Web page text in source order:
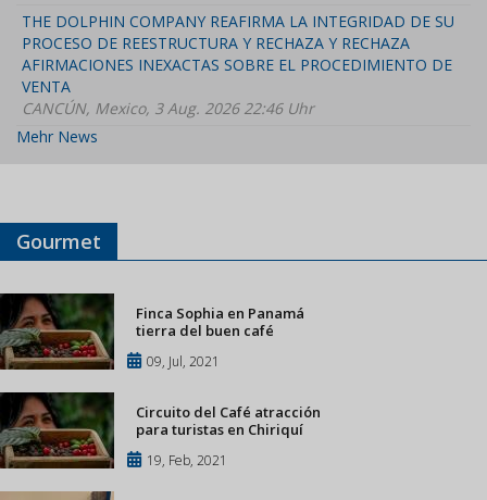
THE DOLPHIN COMPANY REAFIRMA LA INTEGRIDAD DE SU
PROCESO DE REESTRUCTURA Y RECHAZA Y RECHAZA
AFIRMACIONES INEXACTAS SOBRE EL PROCEDIMIENTO DE
VENTA
CANCÚN, Mexico, 3 Aug. 2026 22:46 Uhr
Mehr News
Gourmet
Finca Sophia en Panamá
tierra del buen café
09, Jul, 2021
Circuito del Café atracción
para turistas en Chiriquí
19, Feb, 2021